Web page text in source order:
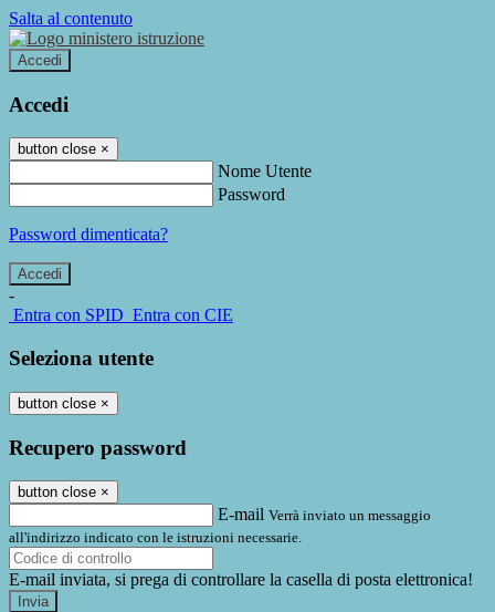
Salta al contenuto
Accedi
Accedi
button close ×
Nome Utente
Password
Password dimenticata?
-
Entra con SPID Entra con CIE
Seleziona utente
button close ×
Recupero password
button close ×
E-mail Verrà inviato un messaggio
all'indirizzo indicato con le istruzioni necessarie.
E-mail inviata, si prega di controllare la casella di posta elettronica!